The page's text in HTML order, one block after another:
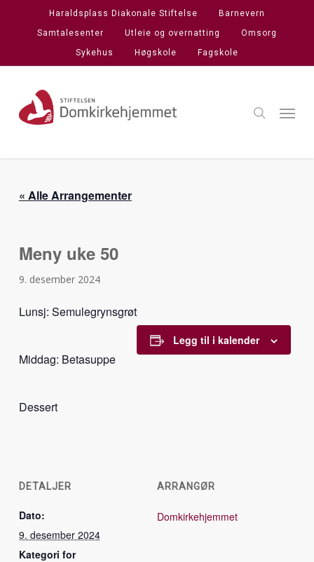
content
Haraldsplass Diakonale Stiftelse
Barnevern
Samtalesenter
Utleie og overnatting
Omsorg
Sykehus
Høgskole Fagskole
Menu
« Alle Arrangementer
Meny uke 50
9. desember 2024
Lunsj: Semulegrynsgrøt
Middag: Betasuppe
Dessert
Legg til i kalender
DETALJER
Dato:
9. desember 2024
Kategori for
ARRANGØR
Domkirkehjemmet